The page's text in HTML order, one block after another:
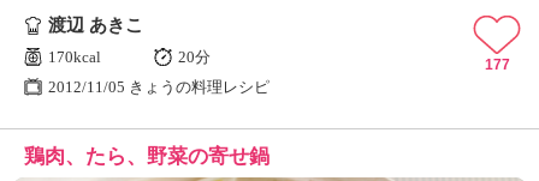
渡辺 あきこ
170kcal
20分
2012/11/05 きょうの料理レシピ
177
鶏肉、たら、野菜の寄せ鍋